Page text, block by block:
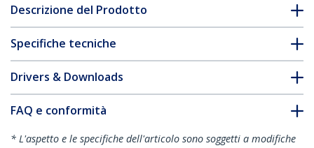
Descrizione del Prodotto
Specifiche tecniche
Drivers & Downloads
FAQ e conformità
* L'aspetto e le specifiche dell'articolo sono soggetti a modifiche